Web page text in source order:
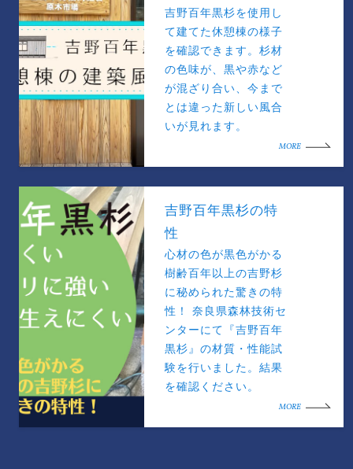
吉野百年黒杉を使用し
て建てた休憩棟の様子
を確認できます。杉材
の色味が、黒や赤など
が混ざり合い、今まで
とは違った新しい風合
いが見れます。
MORE
吉野百年黒杉の特
性
心材の色が黒色がかる
樹齢百年以上の吉野杉
に秘められた驚きの特
性！ 奈良県森林技術セ
ンターにて『吉野百年
黒杉』の材質・性能試
験を行いました。結果
を確認ください。
MORE